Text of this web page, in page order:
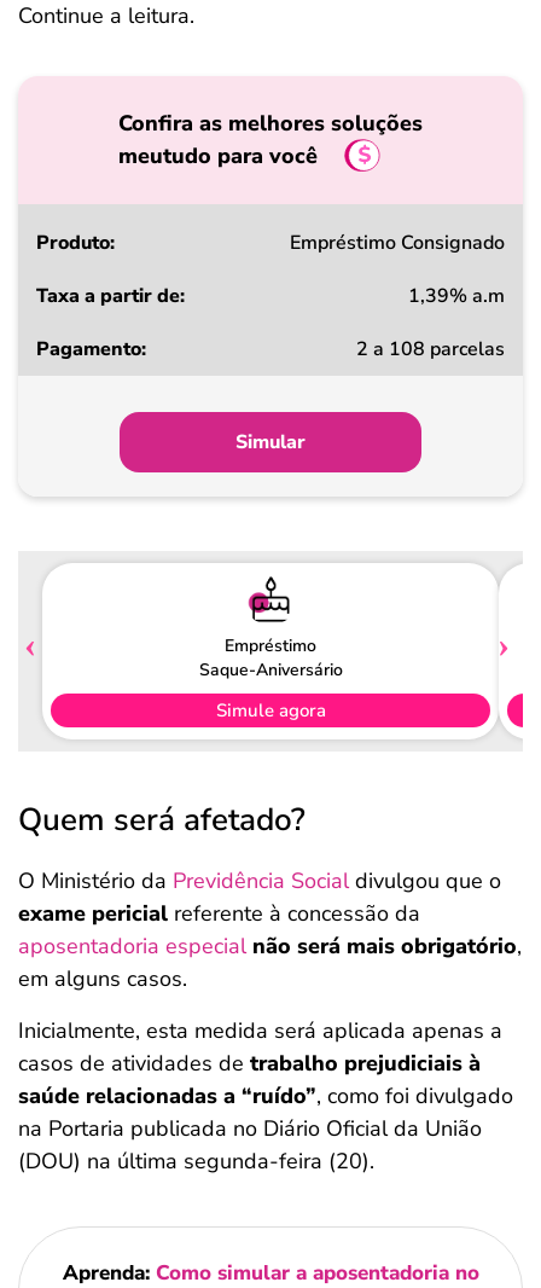
Continue a leitura.
Confira as melhores soluções
meutudo para você
Produto
a
Pagamento
Empréstimo Consignado
1,39% a.m
2 a 108 parcelas
Simular
Empréstimo
Saque-Aniversário
Simule agora
Quem será afetado?
O Ministério da Previdência Socialdivulgou que o
exame pericial referente à concessão da
aposentadoria especial não será mais obrigatório,
em alguns casos.
Inicialmente, esta medida será aplicada apenas a
casos de atividades de trabalho prejudiciais à
saúde relacionadas a “ruído”, como foi divulgado
na Portaria publicada no Diário Oficial da União
(DOU) na última segunda-feira (20).
Aprenda: Como simular a aposentadoria no